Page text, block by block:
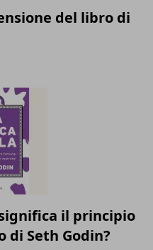
del libro di
il principio
Seth Godin?